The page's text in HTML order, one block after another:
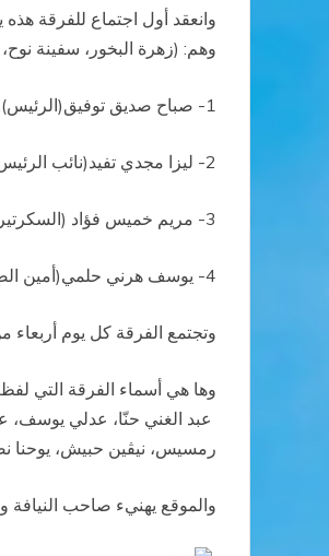
وهم: (زهرة البخور، سفينة
1- صباح صديق توفيق(الرئيس).
2- ليزا مجدي تفيد(نائب الرئيس).
3- مريم خميس فؤاد (السكرتير).
4- يوسف هرني حلمي(أمين الصندوق).
وتجتمع الفرقة كل يوم أربعاء
وها هي أسماء الفرقة التي
عبد الغني حنّا، عدلي يوسف،
رمسيس، نيڤين حبيش،
والموقع يهنيء صاحب